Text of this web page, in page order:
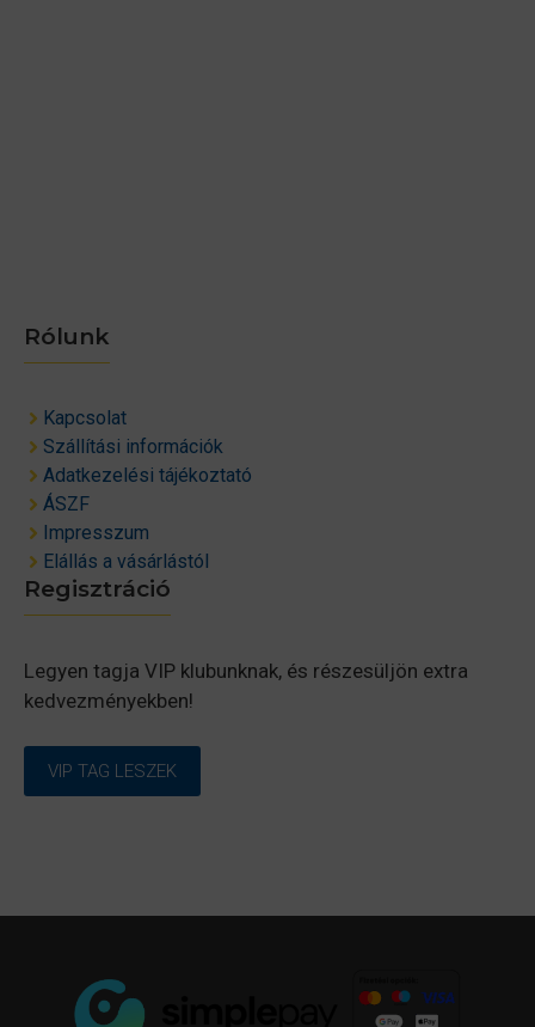
Rólunk
Kapcsolat
Szállítási információk
Adatkezelési tájékoztató
ÁSZF
Impresszum
Elállás a vásárlástól
Regisztráció
Legyen tagja VIP klubunknak, és részesüljön extra
kedvezményekben!
VIP TAG LESZEK